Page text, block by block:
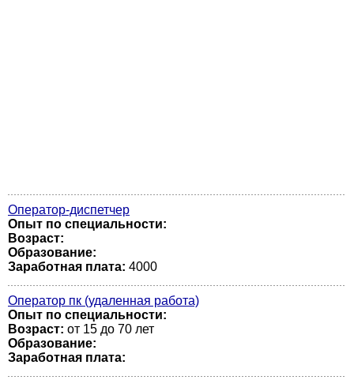
Оператор-диспетчер
Опыт по специальности:
Возраст:
Образование:
Заработная плата: 4000
Оператор пк (удаленная работа)
Опыт по специальности:
Возраст: от 15 до 70 лет
Образование:
Заработная плата: